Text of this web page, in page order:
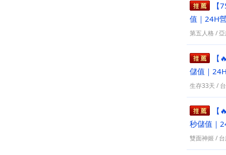
【
值｜24H
第五人格 /
【
儲值｜
生存33天 /
【
秒儲值｜
雙面神姬/